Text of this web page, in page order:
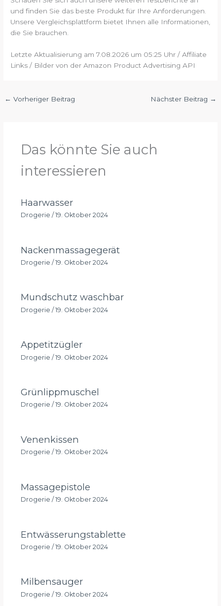
und finden Sie das beste Produkt für Ihre Anforderungen.
Unsere Vergleichsplattform bietet Ihnen alle Informationen,
die Sie brauchen.
Letzte Aktualisierung am 7.08.2026 um 05:25 Uhr / Affiliate
Links / Bilder von der Amazon Product Advertising API
← Vorheriger Beitrag Nächster Beitrag →
Das könnte Sie auch
interessieren
Haarwasser
Drogerie / 19. Oktober 2024
Nackenmassagegerät
Drogerie / 19. Oktober 2024
Mundschutz waschbar
Drogerie / 19. Oktober 2024
Appetitzügler
Drogerie /19. Oktober 2024
Grünlippmuschel
Drogerie / 19. Oktober 2024
Venenkissen
Drogerie / 19. Oktober 2024
Massagepistole
Drogerie / 19. Oktober 2024
Entwässerungstablette
Drogerie / 19. Oktober 2024
Milbensauger
Drogerie /19. Oktober 2024